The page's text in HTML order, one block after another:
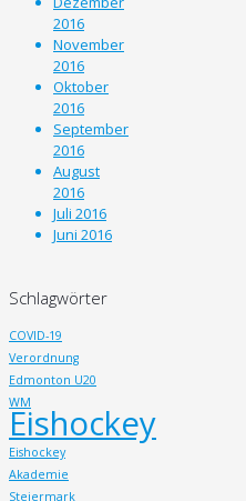
2016
November
2016
Oktober
2016
September
2016
August
2016
Juli 2016
Juni 2016
Schlagwörter
COVID-19
Verordnung
Edmonton U20
WM
Eishockey
Eishockey
Akademie
Steiermark